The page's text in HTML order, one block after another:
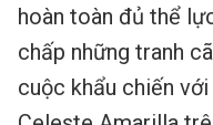
hoàn toàn đủ thể
chấp những tranh
cuộc khẩu chiến